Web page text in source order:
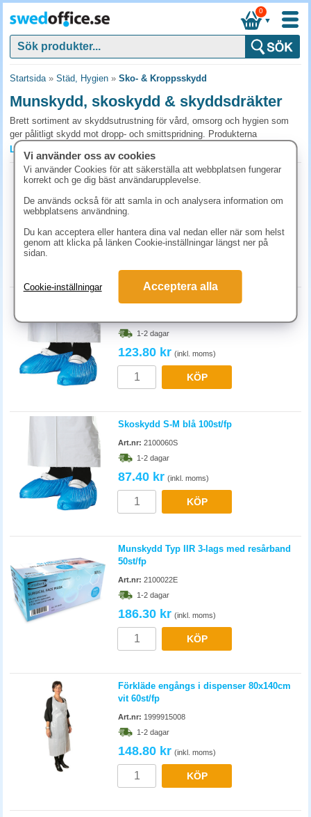
▼
0
Startsida» Städ, Hygien » Sko- & Kroppsskydd
Munskydd, skoskydd & skyddsdräkter
Brett sortiment av skyddsutrustning för vård, omsorg och hygien som
ger pålitligt skydd mot dropp- och smittspridning. Produkterna
kombinerar hög skyddsnivå, bekväm passform och både engångs- och
flergångsalternativ för effektiv och smidig användning. Beställ för att
säkra arbetsmiljön, minska smittorisk och effektivisera verksamheten
med kostnadseffektiva lösningar.
Vanliga frågor och svar om sko- & kroppsskydd
Vilka engångsskyddsprodukter behövs i
livsmedelshantering?
Hårnät/hårskydd, skoskydd och engångsförkläde är minimum i
tillagningskök. Kompletteras med plasthandskar och vid behov
Hur länge får ett munskydd användas?
Engångs IIR-mask byts efter 4 timmar eller direkt vid synlig
nedsmutsning eller fukt. Tygmask kan tvättas i 60 °C och återanvändas,
håll i lager för dagliga byten. Engångsmask är avsedd för en arbetsdag
Läs mer »
Skoskydd L-XL 30my blå 100st/fp
81.30 kr (inkl. moms)
Skoskydd L-XL 50my blå 100st/fp
1-2 dagar
123.80 kr (inkl. moms)
KÖP
Skoskydd S-M blå 100st/fp
Art.nr: 2100060S
1-2 dagar
87.40 kr (inkl. moms)
KÖP
Munskydd Typ IIR 3-lags med resårband
50st/fp
Art.nr: 2100022E
1-2 dagar
186.30 kr (inkl. moms)
KÖP
Förkläde engångs i dispenser 80x140cm
vit 60st/fp
Art.nr: 1999915008
1-2 dagar
148.80 kr (inkl. moms)
KÖP
Vi använder oss av cookies
Vi använder Cookies för att säkerställa att webbplatsen fungerar
korrekt och ge dig bäst användarupplevelse.
De används också för att samla in och analysera information om
webbplatsens användning.
Du kan acceptera eller hantera dina val nedan eller när som helst
genom att klicka på länken Cookie-inställningar längst ner på
sidan.
Cookie-inställningar Acceptera alla